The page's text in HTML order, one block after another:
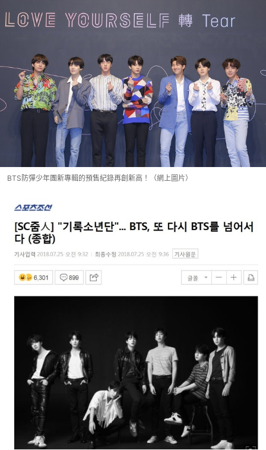
BTS防彈少年團新專輯的預售紀錄再創新高！（網上圖片）